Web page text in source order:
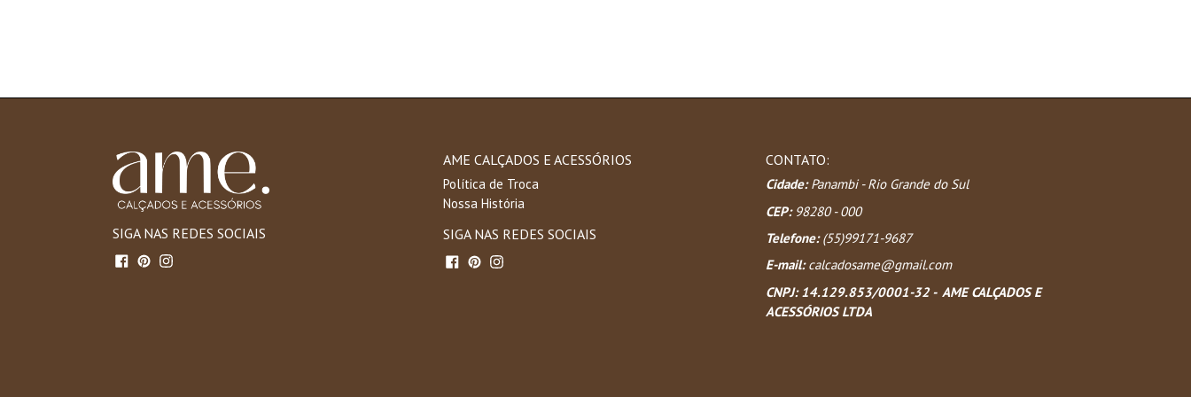
SIGA NAS REDES SOCIAIS
FacebookPinterestInstagram
AME CALÇADOS E ACESSÓRIOS
Política de Troca
Nossa História
SIGA NAS REDES SOCIAIS
FacebookPinterestInstagram
CONTATO:
Cidade:Panambi - Rio Grande do Sul
CEP:98280 - 000
Telefone:(55)99171-9687
E-mail: calcadosame@gmail.com
CNPJ: 14.129.853/0001-32 - AME CALÇADOS E
ACESSÓRIOS LTDA